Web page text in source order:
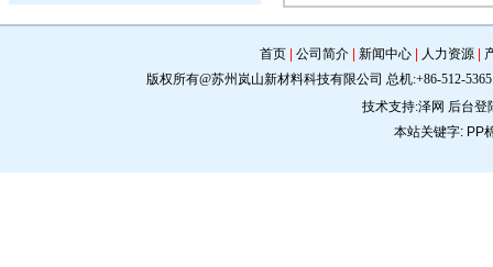
首页| 公司简介| 新闻中心| 人力资源|
版权所有@苏州岚山新材料科技有限公司 总机:+86-512-5365
技术支持:泽网 后台登
本站关键字: PP